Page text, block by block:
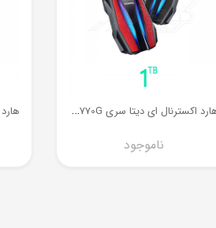
ه
ارد اکسترنال ای دیتا سری HD770G ظرفیت 1 ترابایت
ناموجود